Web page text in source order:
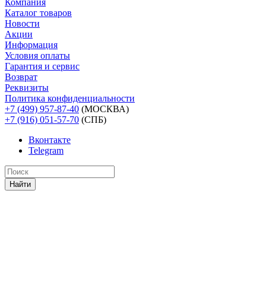
Каталог товаров
Новости
Акции
Информация
Условия оплаты
Гарантия и сервис
Возврат
Реквизиты
Политика конфиденциальности
+7 (499) 957-87-40 (МОСКВА)
+7 (916) 051-57-70 (СПБ)
Вконтакте
Telegram
Найти